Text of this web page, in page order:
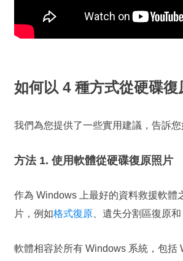
如何以 4 種方式從硬碟復
我們為您提供了一些實用建議，告訴
方法 1. 使用軟體從硬碟復原照片
作為 Windows 上最好的資料救援軟
片，例如格式復原 、遺失分割區復原
軟體相容於所有 Windows 系統，包括